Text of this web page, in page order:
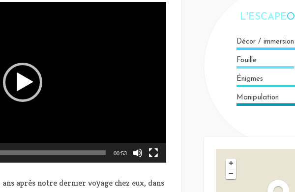
00:53
ans après notre dernier voyage chez eux, dans
L'ESCAPEO
Décor / immersion
Fouille
Énigmes
Manipulation
+
−